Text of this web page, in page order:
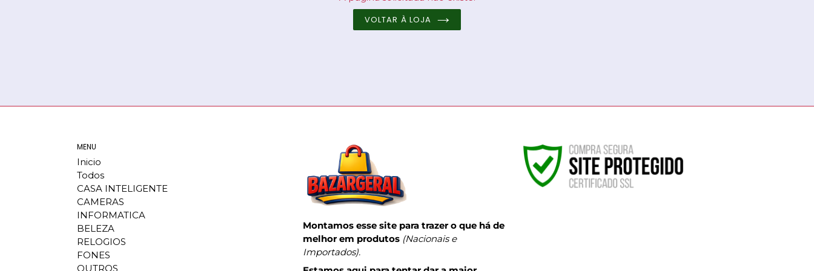
VOLTAR À LOJA
MENU
Inicio
Todos
CASA INTELIGENTE
CAMERAS
INFORMATICA
BELEZA
RELOGIOS
FONES
OUTROS
Montamos esse site para trazer o que há de
melhor em produtos (Nacionais e
Importados).